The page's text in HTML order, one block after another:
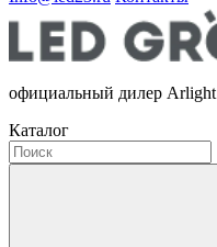
официальный дилер Arlight
Каталог